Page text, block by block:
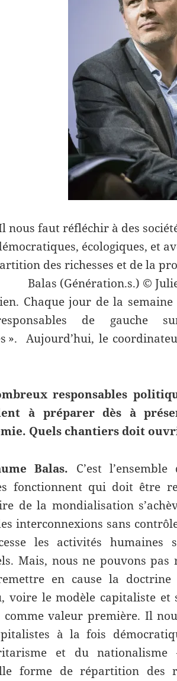
nous faut réfléchir à des
écologiques, et
des richesses et de la
Balas (Génération.s.) ©
Chaque jour de la
de gauche
». Aujourd’hui, le
responsables
à préparer dès à
Quels chantiers doit
Balas. C’est
fonctionnent qui doit être
de la mondialisation
interconnexions sans
les activités humaines
Mais, nous ne pouvons
en cause la doctrine
voire le modèle capitaliste
comme valeur première. Il
à la fois
et du nationalisme
forme de répartition des